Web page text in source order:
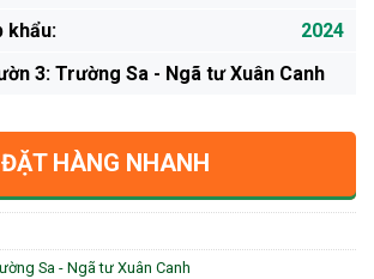
khẩu:
2024
3: Trường Sa - Ngã tư Xuân Canh
ĐẶT HÀNG NHANH
Sa - Ngã tư Xuân Canh